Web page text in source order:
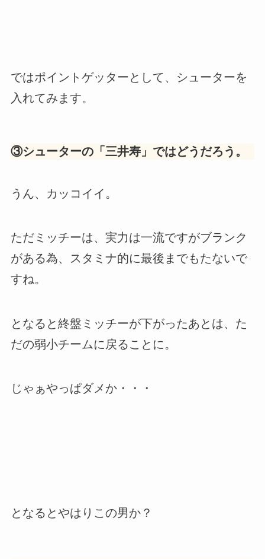
ではポイントゲッターとして、シューターを
入れてみます。
③シューターの「三井寿」ではどうだろう。
うん、カッコイイ。
ただミッチーは、実力は一流ですがブランク
がある為、スタミナ的に最後までもたないで
すね。
となると終盤ミッチーが下がったあとは、た
だの弱小チームに戻ることに。
じゃぁやっぱダメか・・・
となるとやはりこの男か？